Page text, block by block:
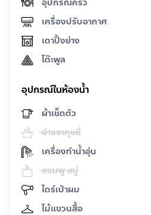
เครื่องปรับอากาศ
เตาปิ้งย่าง
โต๊ะพูล
อุปกรณ์ในห้องน้ำ
ผ้าเช็ดตัว
อ่างจากุชชี่
เครื่องทำน้ำอุ่น
แชมพู สบู่
ไดร์เป่าผม
ไม้แขวนสื้อ